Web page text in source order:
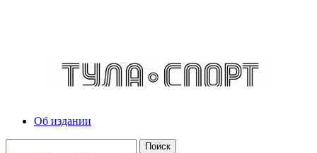
Об издании